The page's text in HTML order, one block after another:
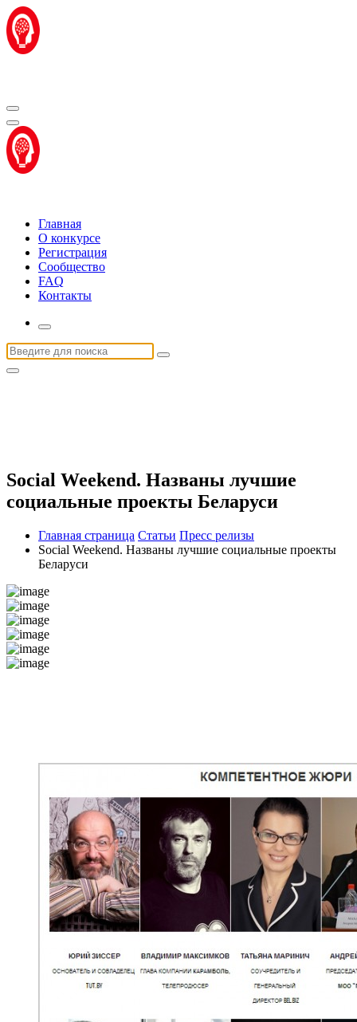
Перейти
к
содержимому
Главная
О конкурсе
Регистрация
Сообщество
FAQ
Контакты
Искать:
Social Weekend. Названы лучшие
социальные проекты Беларуси
Главная страница Статьи Пресс релизы
Social Weekend. Названы лучшие социальные проекты
Беларуси